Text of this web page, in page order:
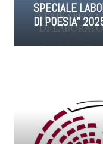
SPECIALE
DI POESIA”